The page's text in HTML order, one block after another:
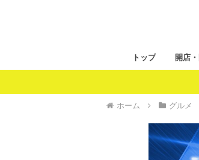
トップ 開店
ホーム グルメ